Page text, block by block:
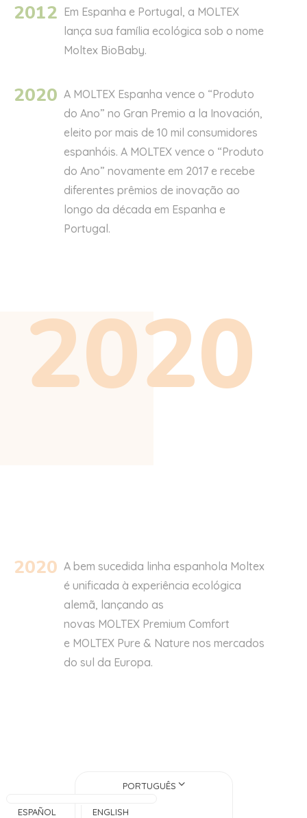
2012 Em Espanha e Portugal, a MOLTEX
lança sua família ecológica sob o nome
Moltex BioBaby.
2020 A MOLTEX Espanha vence o “Produto
do Ano” no Gran Premio a la Inovación,
eleito por mais de 10 mil consumidores
espanhóis. A MOLTEX vence o “Produto
do Ano” novamente em 2017 e recebe
diferentes prêmios de inovação ao
longo da década em Espanha e
Portugal.
2020
2020 A bem sucedida linha espanhola Moltex
é unificada à experiência ecológica
alemã, lançando as
novas MOLTEX Premium Comfort
e MOLTEX Pure & Nature nos mercados
do sul da Europa.
PORTUGUÊS
ESPAÑOL
ENGLISH